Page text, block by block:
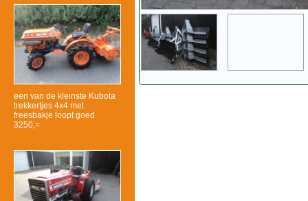
een van de kleinste Kubota
trekkertjes 4x4 met
freesbakje loopt goed
3250,=